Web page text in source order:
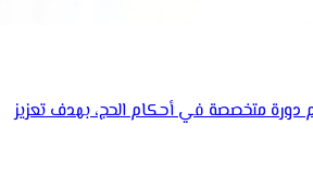
دورة متخصصة في أحكام الحج، بهدف تعزيز